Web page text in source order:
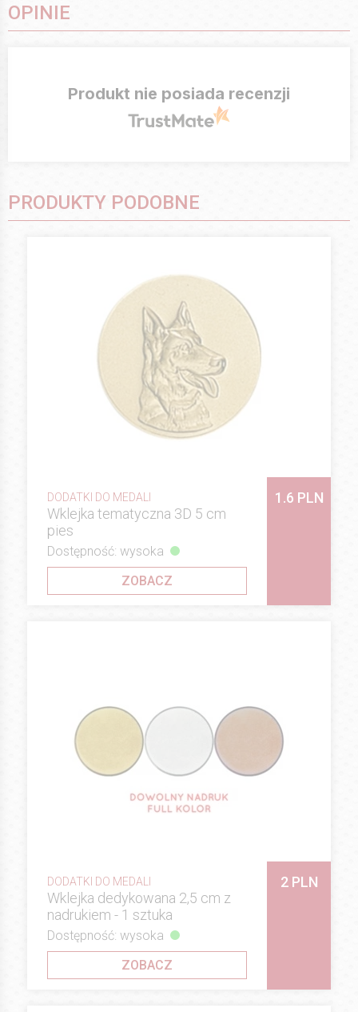
OPINIE
Produkt nie posiada recenzji
PRODUKTY PODOBNE
DODATKI DO MEDALI
Wklejka tematyczna 3D 5 cm
pies
1.6 PLN
Dostępność: wysoka
ZOBACZ
DODATKI DO MEDALI
Wklejka dedykowana 2,5 cm z
nadrukiem - 1 sztuka
2 PLN
Dostępność: wysoka
ZOBACZ